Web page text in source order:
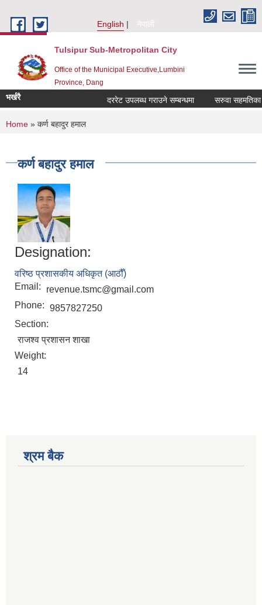
English
नेपाली
Tulsipur Sub-Metropolitan City
Office of the Municipal Executive,Lumbini
Province, Dang
भर्खरै दररेट उपलब्ध गराउने सम्बन्धमा सरुवा सहमतिका
You are here
Home » कर्ण बहादुर हमाल
कर्ण बहादुर हमाल
Designation:
वरिष्ठ प्रशासकीय अधिकृत (आठौँ)
Email:
revenue.tsmc@gmail.com
Phone: 9857827250
Section:
राजश्व प्रशासन शाखा
Weight:
14
श्रम बैक